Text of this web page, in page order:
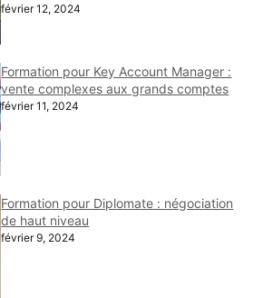
février 12, 2024
Formation pour Key Account Manager :
vente complexes aux grands comptes
février 11, 2024
Formation pour Diplomate : négociation
de haut niveau
février 9, 2024